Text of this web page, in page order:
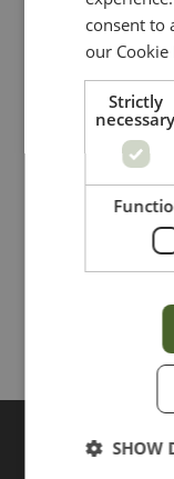
Médias
Une carrière
Termes et
Notre
consent to
our Cookie
Strictly
necessary
SHOW